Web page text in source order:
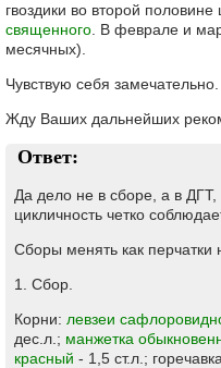
гвоздики во второй
священного . В феврале и
месячных).
Чувствую себя замечательно.
Жду Ваших дальнейших
Ответ:
Да дело не в сборе, а в
цикличность четко
Сборы менять как
1. Сбор.
Корни: левзеи
дес.л.; манжетка
красный - 1,5 ст.л.;